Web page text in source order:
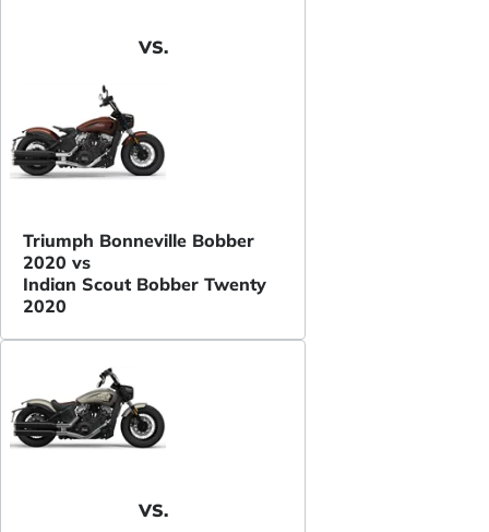
VS.
Triumph Bonneville Bobber
2020 vs
Indian Scout Bobber Twenty
2020
VS.